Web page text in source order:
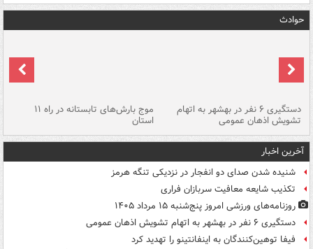
حوادث
دستگیری ۶ نفر در بهشهر به اتهام
تشویش اذهان عمومی
موج بارش‌های تابستانه در راه ۱۱
استان
آخرین اخبار
شنیده شدن صدای دو انفجار در نزدیکی تنگه هرمز
تکذیب شایعه معافیت سربازان فراری
روزنامه‌های ورزشی امروز پنج‌شنبه ۱۵ مرداد ۱۴۰۵
دستگیری ۶ نفر در بهشهر به اتهام تشویش اذهان عمومی
فیفا توهین‌کنندگان به اینفانتینو را تهدید کرد